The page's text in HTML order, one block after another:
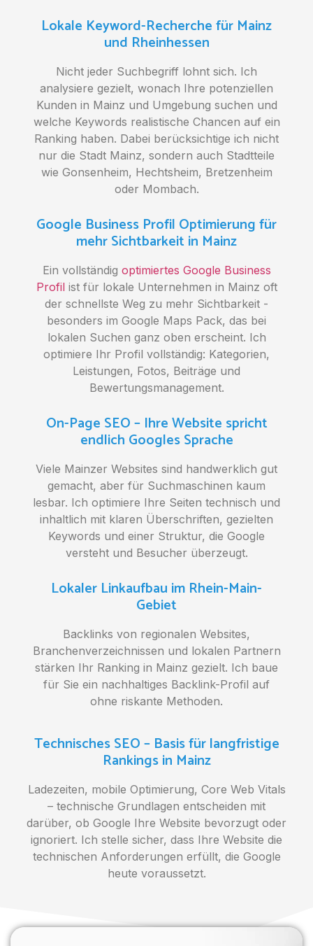
Lokale Keyword-Recherche für Mainz
und Rheinhessen
Nicht jeder Suchbegriff lohnt sich. Ich
analysiere gezielt, wonach Ihre potenziellen
Kunden in Mainz und Umgebung suchen und
welche Keywords realistische Chancen auf ein
Ranking haben. Dabei berücksichtige ich nicht
nur die Stadt Mainz, sondern auch Stadtteile
wie Gonsenheim, Hechtsheim, Bretzenheim
oder Mombach.
Google Business Profil Optimierung für
mehr Sichtbarkeit in Mainz
Ein vollständig optimiertes Google Business
Profilist für lokale Unternehmen in Mainz oft
der schnellste Weg zu mehr Sichtbarkeit -
besonders im Google Maps Pack, das bei
lokalen Suchen ganz oben erscheint. Ich
optimiere Ihr Profil vollständig: Kategorien,
Leistungen, Fotos, Beiträge und
Bewertungsmanagement.
On-Page SEO – Ihre Website spricht
endlich Googles Sprache
Viele Mainzer Websites sind handwerklich gut
gemacht, aber für Suchmaschinen kaum
lesbar. Ich optimiere Ihre Seiten technisch und
inhaltlich mit klaren Überschriften, gezielten
Keywords und einer Struktur, die Google
versteht und Besucher überzeugt.
Lokaler Linkaufbau im Rhein-Main-
Gebiet
Backlinks von regionalen Websites,
Branchenverzeichnissen und lokalen Partnern
stärken Ihr Ranking in Mainz gezielt. Ich baue
für Sie ein nachhaltiges Backlink-Profil auf
ohne riskante Methoden.
Technisches SEO – Basis für langfristige
Rankings in Mainz
Ladezeiten, mobile Optimierung, Core Web Vitals
– technische Grundlagen entscheiden mit
darüber, ob Google Ihre Website bevorzugt oder
ignoriert. Ich stelle sicher, dass Ihre Website die
technischen Anforderungen erfüllt, die Google
heute voraussetzt.